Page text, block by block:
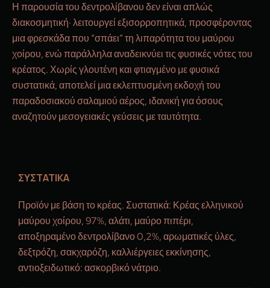
Η παρουσία του δεντρολίβανου δεν είναι απλώς
διακοσμητική· λειτουργεί εξισορροπητικά, προσφέροντας
μια φρεσκάδα που “σπάει” τη λιπαρότητα του μαύρου
χοίρου, ενώ παράλληλα αναδεικνύει τις φυσικές νότες του
κρέατος. Χωρίς γλουτένη και φτιαγμένο με φυσικά
συστατικά, αποτελεί μια εκλεπτυσμένη εκδοχή του
παραδοσιακού σαλαμιού αέρος, ιδανική για όσους
αναζητούν μεσογειακές γεύσεις με ταυτότητα.
ΣΥΣΤΑΤΙΚΑ
Προϊόν με βάση το κρέας. Συστατικά: Κρέας ελληνικού
μαύρου χοίρου, 97%, αλάτι, μαύρο πιπέρι,
αποξηραμένο δεντρολίβανο 0,2%, αρωματικές ύλες,
δεξτρόζη, σακχαρόζη, καλλιέργειες εκκίνησης,
αντιοξειδωτικό: ασκορβικό νάτριο.